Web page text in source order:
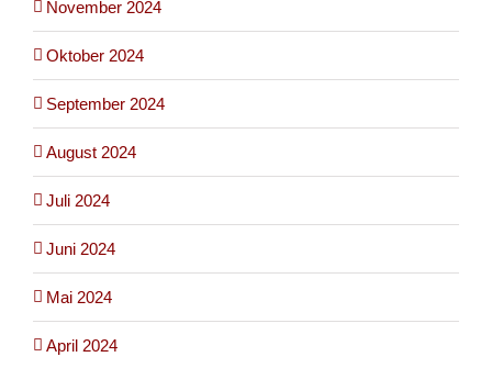
November 2024
Oktober 2024
September 2024
August 2024
Juli 2024
Juni 2024
Mai 2024
April 2024